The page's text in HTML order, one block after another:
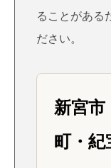
ることがある
ださい。
新宮市
町・紀